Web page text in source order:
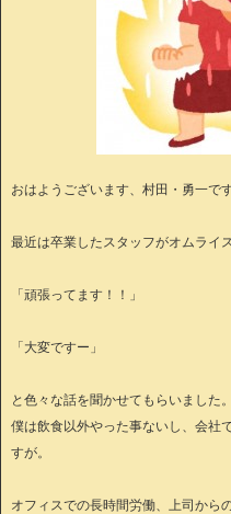
おはようございます、村田・勇一です
最近は卒業したスタッフがオムライ
「頑張ってます！！」
「大変ですー」
と色々な話を聞かせてもらいました。
僕は飲食以外やった事ないし、会社
すが。
オフィスでの長時間労働、上司か